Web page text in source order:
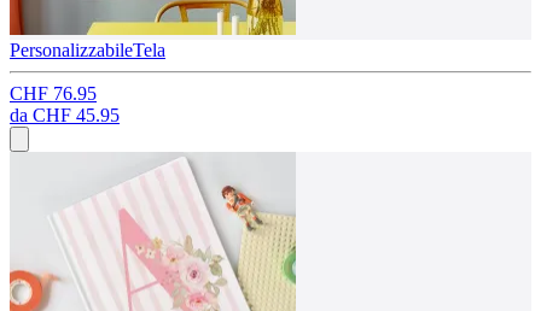
PersonalizzabileTela
CHF 76.95
da CHF 45.95